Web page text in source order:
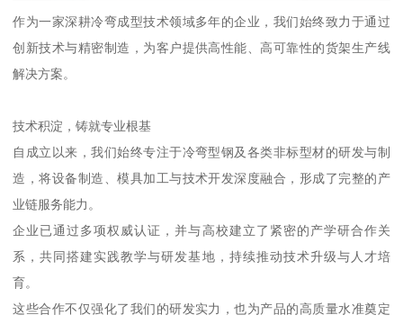
作为一家深耕冷弯成型技术领域多年的企业，我们始终致力于通过
创新技术与精密制造，为客户提供高性能、高可靠性的货架生产线
解决方案。
技术积淀，铸就专业根基
自成立以来，我们始终专注于冷弯型钢及各类非标型材的研发与制
造，将设备制造、模具加工与技术开发深度融合，形成了完整的产
业链服务能力。
企业已通过多项权威认证，并与高校建立了紧密的产学研合作关
系，共同搭建实践教学与研发基地，持续推动技术升级与人才培
育。
这些合作不仅强化了我们的研发实力，也为产品的高质量水准奠定